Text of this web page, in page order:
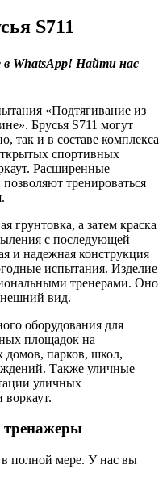
S711
WhatsApp! Найти нас
«Подтягивание из
Брусья S711 могут
так и в составе комплекса
спортивных
Расширенные
тренироваться
грунтовка, а затем краска
с последующей
и надежная конструкция
испытания. Изделие
тренерами. Оно
вид.
оборудования для
площадок на
парков, школ,
Также уличные
уличных
полной мере. У нас вы